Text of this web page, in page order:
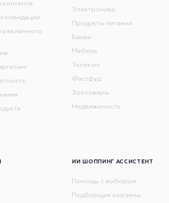
контента
рекламного
Электроника
Продукты питания
Банки
Мебель
Телеком
Фастфуд
Зоотовары
Недвижимость
ИИ ШОППИНГ АССИСТЕНТ
Помощь с выбором
Подборщик корзины